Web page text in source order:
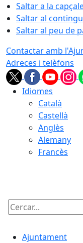
Saltar a la
Saltar al
Saltar al peu de
Contactar amb
Adreces i telèfons
Idiomes
Català
Castellà
Anglès
Alemany
Francès
Cercar:
Ajuntament